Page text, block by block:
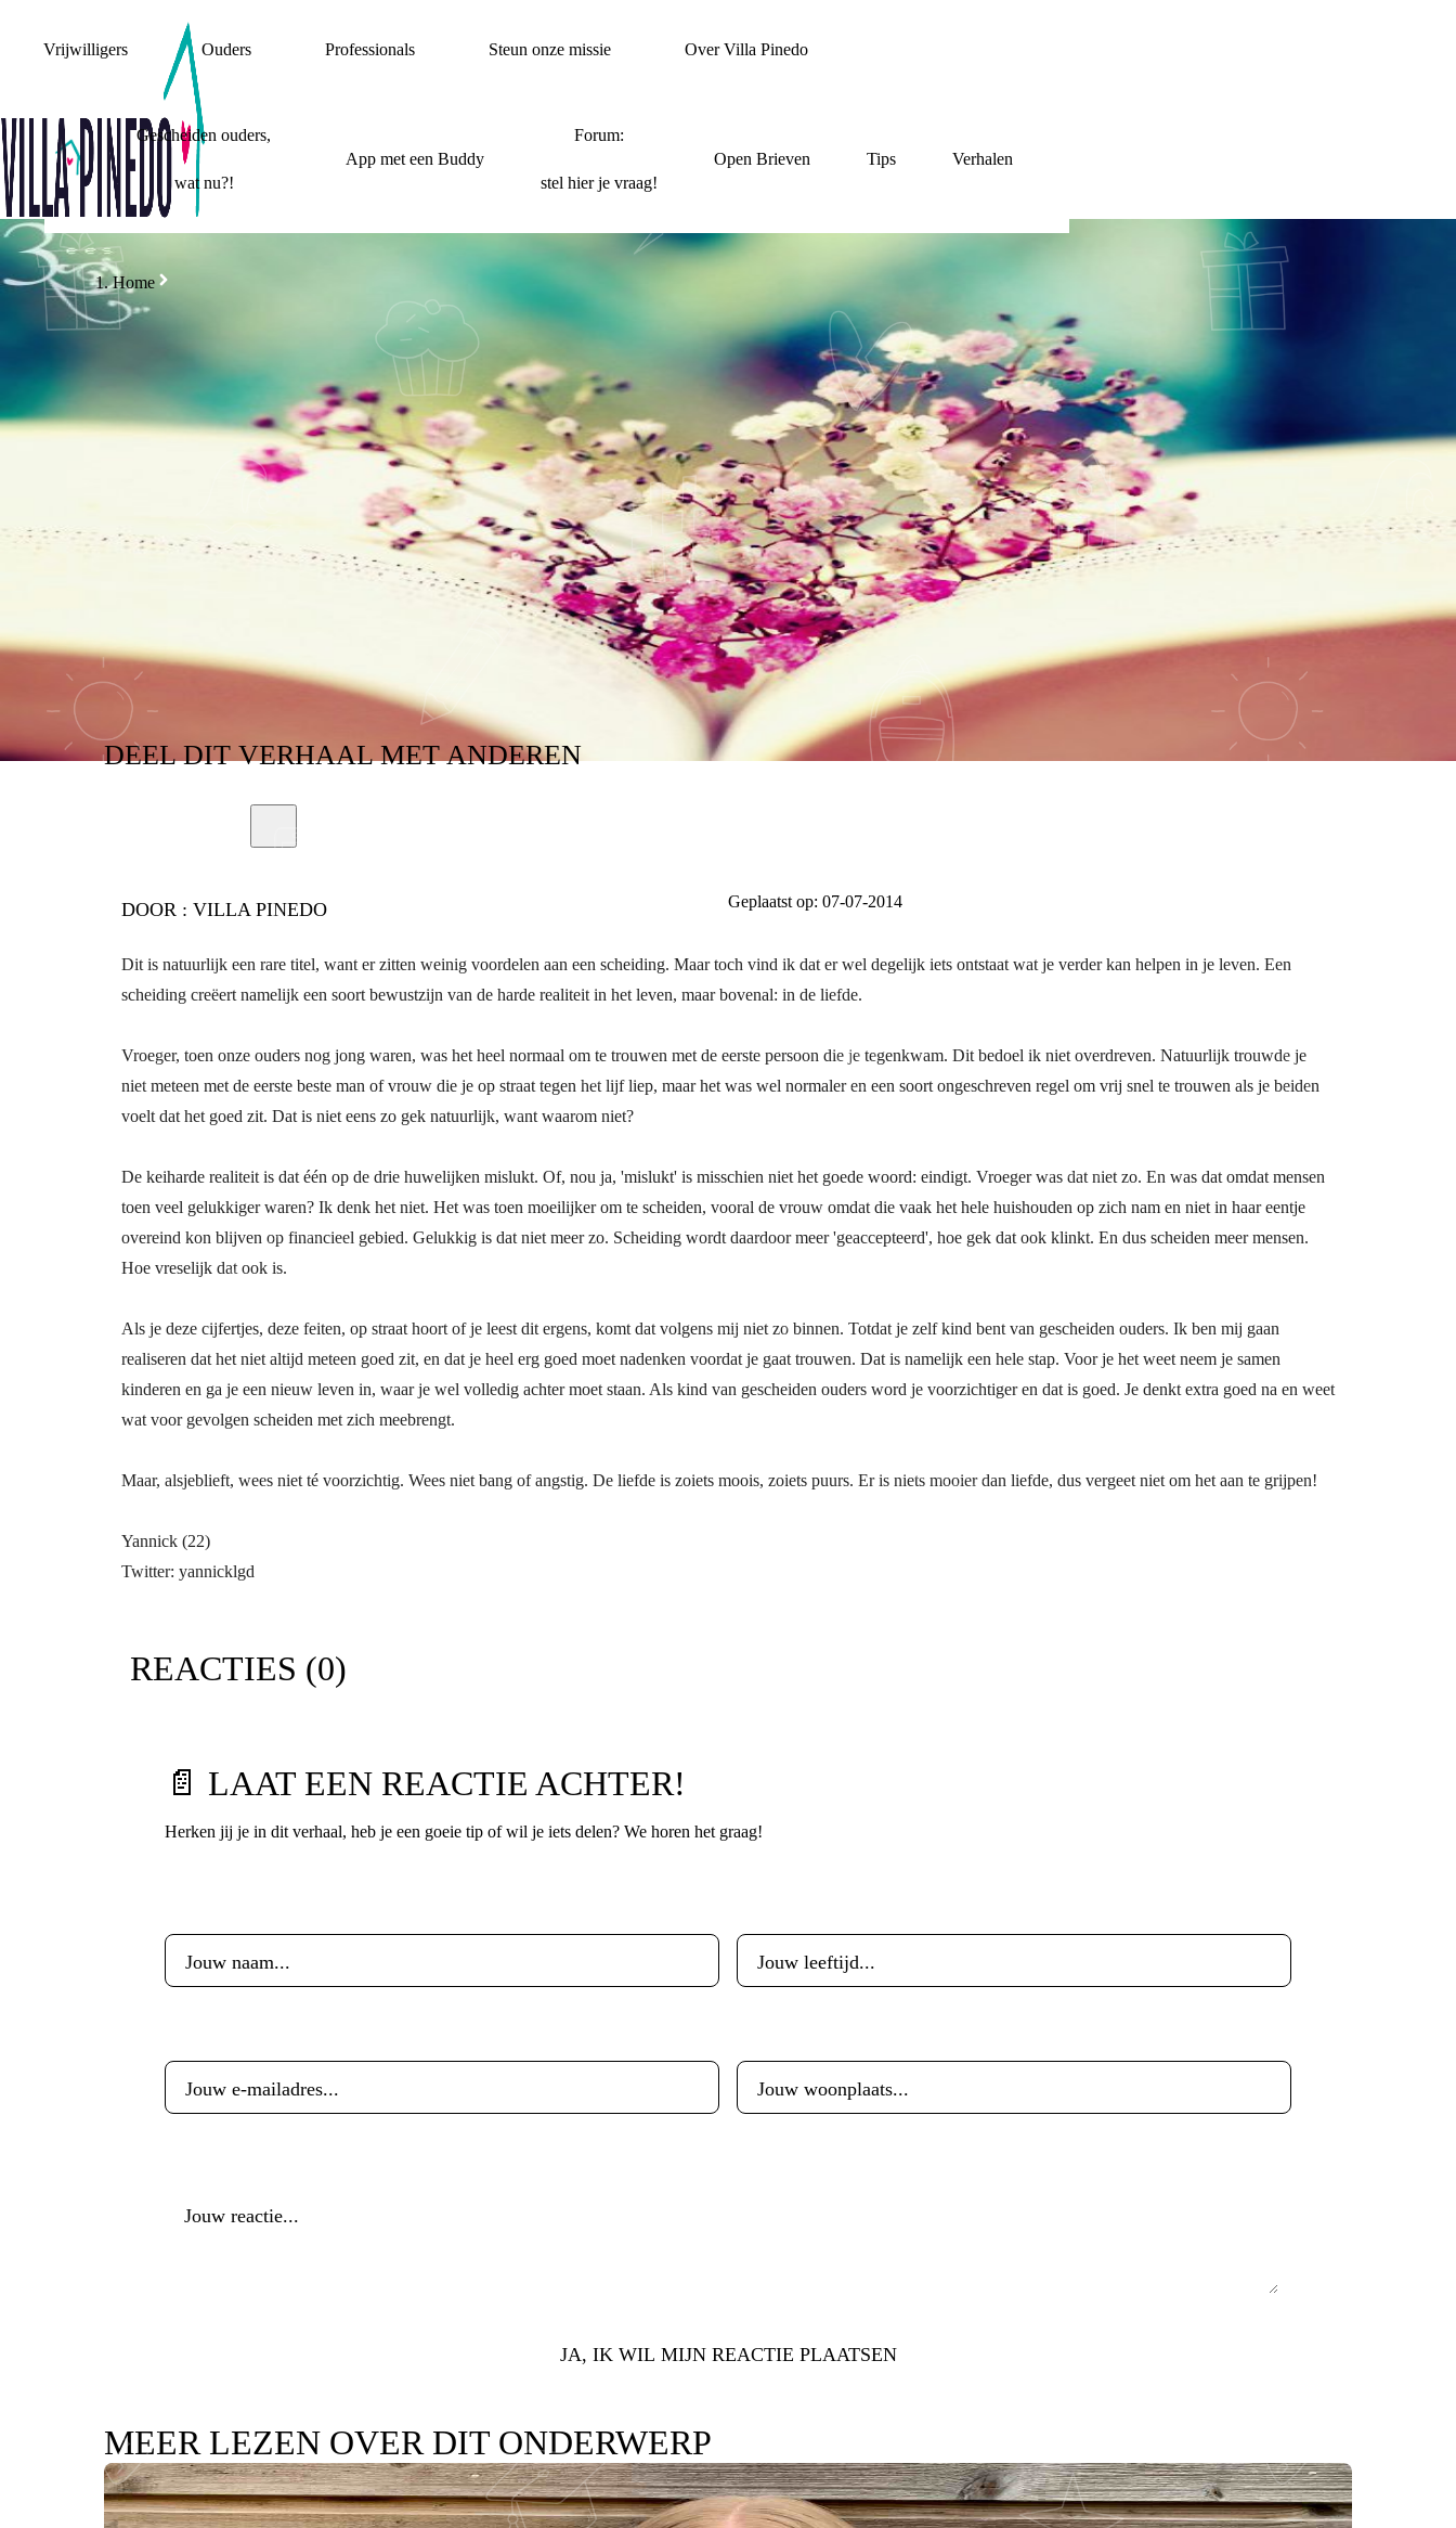
Vrijwilligers Ouders Professionals Steun onze missie Over Villa Pinedo
Gescheiden ouders,
wat nu?!
App met een Buddy
Forum:
stel hier je vraag!
Open Brieven Tips Verhalen
Home
HET VOORDEEL VAN DE SCHEIDING
DEELDIT VERHAALMET ANDEREN
DOOR : VILLA PINEDO Geplaatst op: 07-07-2014
Dit is natuurlijk een rare titel, want er zitten weinig voordelen aan een scheiding. Maar toch vind ik dat er wel degelijk iets ontstaat wat je verder kan helpen in je leven. Een
scheiding creëert namelijk een soort bewustzijn van de harde realiteit in het leven, maar bovenal: in de liefde.
Vroeger, toen onze ouders nog jong waren, was het heel normaal om te trouwen met de eerste persoon die je tegenkwam. Dit bedoel ik niet overdreven. Natuurlijk trouwde je
niet meteen met de eerste beste man of vrouw die je op straat tegen het lijf liep, maar het was wel normaler en een soort ongeschreven regel om vrij snel te trouwen als je beiden
voelt dat het goed zit. Dat is niet eens zo gek natuurlijk, want waarom niet?
De keiharde realiteit is dat één op de drie huwelijken mislukt. Of, nou ja, 'mislukt' is misschien niet het goede woord: eindigt. Vroeger was dat niet zo. En was dat omdat mensen
toen veel gelukkiger waren? Ik denk het niet. Het was toen moeilijker om te scheiden, vooral de vrouw omdat die vaak het hele huishouden op zich nam en niet in haar eentje
overeind kon blijven op financieel gebied. Gelukkig is dat niet meer zo. Scheiding wordt daardoor meer 'geaccepteerd', hoe gek dat ook klinkt. En dus scheiden meer mensen.
Hoe vreselijk dat ook is.
Als je deze cijfertjes, deze feiten, op straat hoort of je leest dit ergens, komt dat volgens mij niet zo binnen. Totdat je zelf kind bent van gescheiden ouders. Ik ben mij gaan
realiseren dat het niet altijd meteen goed zit, en dat je heel erg goed moet nadenken voordat je gaat trouwen. Dat is namelijk een hele stap. Voor je het weet neem je samen
kinderen en ga je een nieuw leven in, waar je wel volledig achter moet staan. Als kind van gescheiden ouders word je voorzichtiger en dat is goed. Je denkt extra goed na en weet
wat voor gevolgen scheiden met zich meebrengt.
Maar, alsjeblieft, wees niet té voorzichtig. Wees niet bang of angstig. De liefde is zoiets moois, zoiets puurs. Er is niets mooier dan liefde, dus vergeet niet om het aan te grijpen!
Yannick (22)
Twitter: yannicklgd
REACTIES (0)
📄 LAAT EEN REACTIE ACHTER!
Herken jij je in dit verhaal, heb je een goeie tip of wil je iets delen? We horen het graag!
JA, IK WIL MIJN REACTIE PLAATSEN
MEER LEZEN OVER DIT ONDERWERP